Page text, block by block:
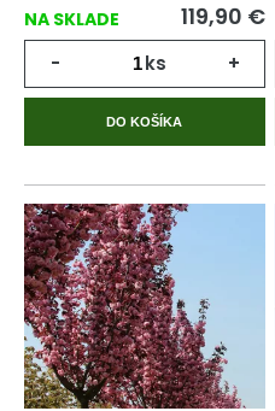
NA SKLADE 119,90 €
- ks +
DO KOŠÍKA